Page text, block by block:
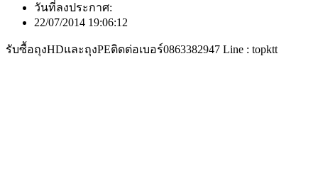
วันที่ลงประกาศ:
22/07/2014 19:06:12
รับซื้อถุงHDและถุงPEติดต่อเบอร์0863382947 Line : topktt